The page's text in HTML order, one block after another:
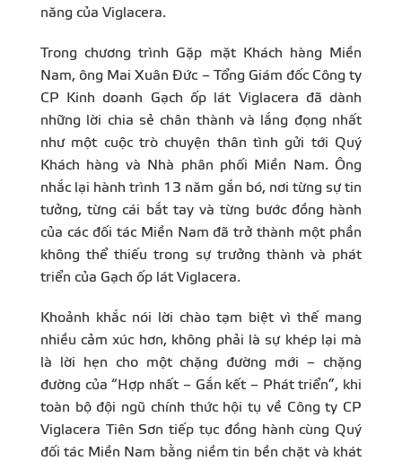
năng của Viglacera.
Trong chương trình Gặp mặt Khách hàng Miền
Nam, ông Mai Xuân Đức – Tổng Giám đốc Công ty
CP Kinh doanh Gạch ốp lát Viglacera đã dành
những lời chia sẻ chân thành và lắng đọng nhất
như một cuộc trò chuyện thân tình gửi tới Quý
Khách hàng và Nhà phân phối Miền Nam. Ông
nhắc lại hành trình 13 năm gắn bó, nơi từng sự tin
tưởng, từng cái bắt tay và từng bước đồng hành
của các đối tác Miền Nam đã trở thành một phần
không thể thiếu trong sự trưởng thành và phát
triển của Gạch ốp lát Viglacera.
Khoảnh khắc nói lời chào tạm biệt vì thế mang
nhiều cảm xúc hơn, không phải là sự khép lại mà
là lời hẹn cho một chặng đường mới – chặng
đường của “Hợp nhất – Gắn kết – Phát triển”, khi
toàn bộ đội ngũ chính thức hội tụ về Công ty CP
Viglacera Tiên Sơn tiếp tục đồng hành cùng Quý
đối tác Miền Nam bằng niềm tin bền chặt và khát